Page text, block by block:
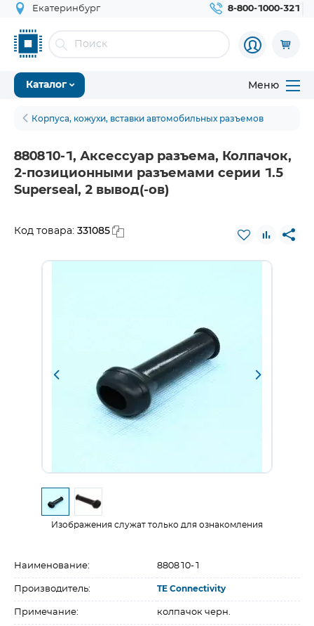
Екатеринбург 8-800-1000-321
Каталог Меню
Корпуса, кожухи, вставки автомобильных разъемов
880810-1, Аксессуар разъема, Колпачок,
2-позиционными разъемами серии 1.5
Superseal, 2 вывод(-ов)
Код товара: 331085
Изображения служат только для ознакомления
Наименование: 880810-1
Производитель: TE Connectivity
Примечание: колпачок черн.